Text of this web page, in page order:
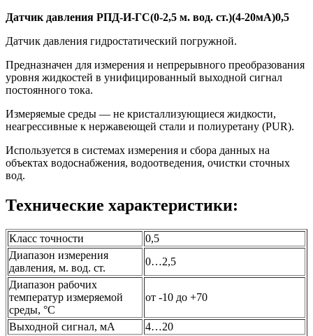
Датчик давления РПД-И-ГС(0-2,5 м. вод. ст.)(4-20мА)0,5
Датчик давления гидростатический погружной.
Предназначен для измерения и непрерывного преобразования
уровня жидкостей в унифицированный выходной сигнал
постоянного тока.
Измеряемые среды — не кристаллизующиеся жидкости,
неагрессивные к нержавеющей стали и полиуретану (PUR).
Используется в системах измерения и сбора данных на
объектах водоснабжения, водоотведения, очистки сточных
вод.
Технические характеристики:
Класс точности
0,5
Диапазон измерения
давления, м. вод. ст.
0…2,5
Диапазон рабочих
температур измеряемой
среды, °C
от -10 до +70
Выходной сигнал, мА
4…20